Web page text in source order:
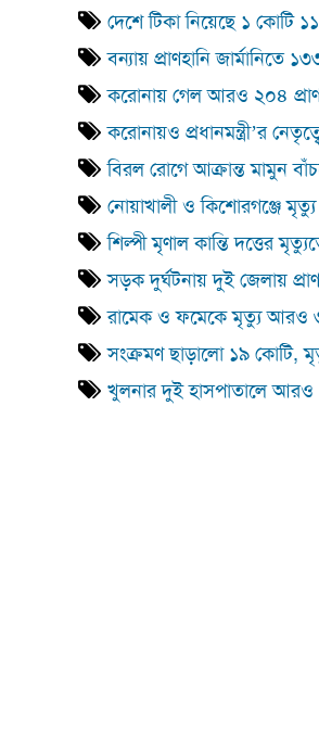
দেশে টিকা নিয়েছে ১ কোটি
বন্যায় প্রাণহানি জার্মানিতে
করোনায় গেল আরও ২০৪
করোনায়ও প্রধানমন্ত্রী’র
বিরল রোগে আক্রান্ত মামুন
নোয়াখালী ও কিশোরগঞ্জে
শিল্পী মৃণাল কান্তি দত্তের
সড়ক দুর্ঘটনায় দুই জেলায়
রামেক ও ফমেকে মৃত্যু আরও
সংক্রমণ ছাড়ালো ১৯ কোটি,
খুলনার দুই হাসপাতালে